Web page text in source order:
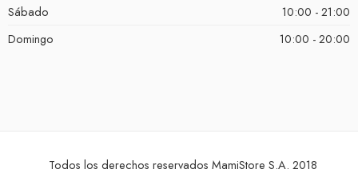
Sábado
10:00 - 21:00
Domingo
10:00 - 20:00
Todos los derechos reservados MamiStore S.A. 2018